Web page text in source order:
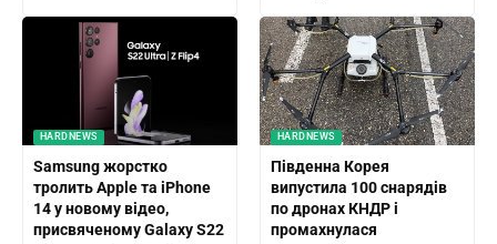
HARDNEWS
Samsung жорстко
тролить Apple та iPhone
14 у новому відео,
присвяченому Galaxy S22
HARDNEWS
Південна Корея
випустила 100 снарядів
по дронах КНДР і
промахнулася